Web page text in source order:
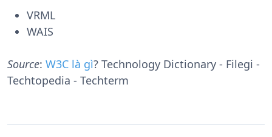
VRML
WAIS
Source: W3C là gì? Technology Dictionary - Filegi -
Techtopedia - Techterm